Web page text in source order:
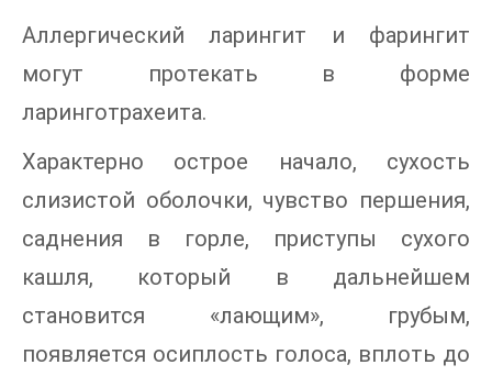
Аллергический ларингит и фарингит
могут протекать в форме
ларинготрахеита.
Характерно острое начало, сухость
слизистой оболочки, чувство першения,
саднения в горле, приступы сухого
кашля, который в дальнейшем
становится «лающим», грубым,
появляется осиплость голоса, вплоть до